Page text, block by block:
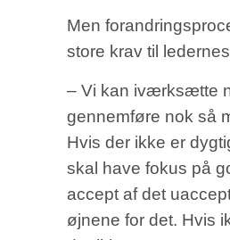
Men
store krav til
– Vi kan iværksætte
gennemføre nok så
Hvis der ikke er
skal have fokus på
accept af det
øjnene for det. Hvis